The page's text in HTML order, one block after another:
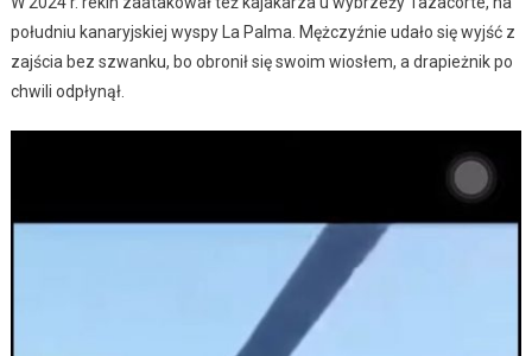
południu kanaryjskiej wyspy La Palma. Mężczyźnie udało się wyjść z
zajścia bez szwanku, bo obronił się swoim wiosłem, a drapieżnik po
chwili odpłynął.